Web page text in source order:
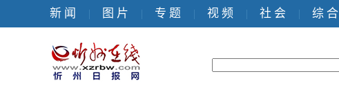
新 闻 | 图 片 | 专 题 | 视 频 | 社 会 | 综 合